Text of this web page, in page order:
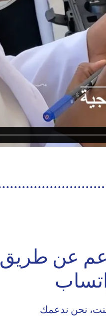
عن طريق
كنت، نحن ندعمك